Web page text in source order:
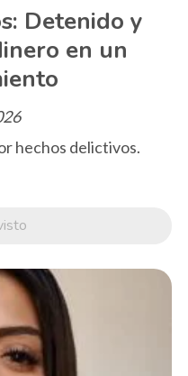
Detenido y
en un
hechos delictivos.